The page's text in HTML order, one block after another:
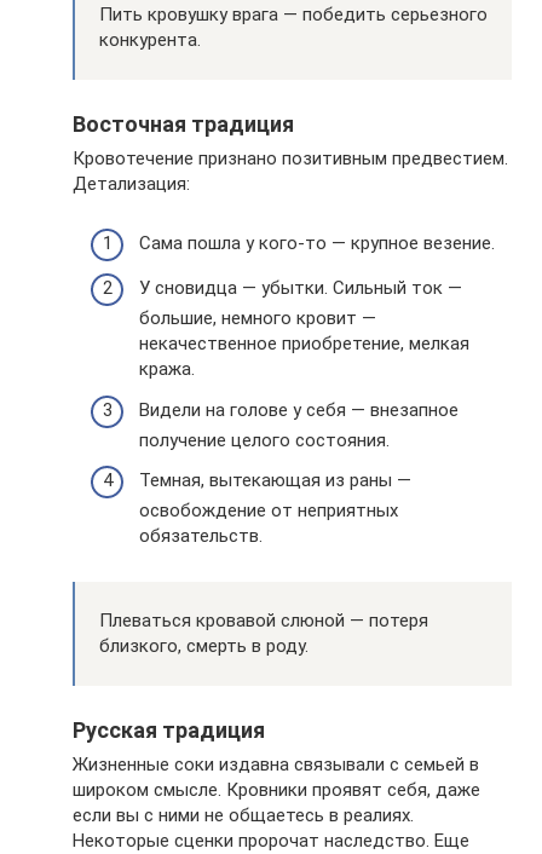
Пить кровушку врага — победить серьезного
конкурента.
Восточная традиция
Кровотечение признано позитивным предвестием.
Детализация:
Сама пошла у кого-то — крупное везение.
У сновидца — убытки. Сильный ток —
большие, немного кровит —
некачественное приобретение, мелкая
кража.
Видели на голове у себя — внезапное
получение целого состояния.
Темная, вытекающая из раны —
освобождение от неприятных
обязательств.
Плеваться кровавой слюной — потеря
близкого, смерть в роду.
Русская традиция
Жизненные соки издавна связывали с семьей в
широком смысле. Кровники проявят себя, даже
если вы с ними не общаетесь в реалиях.
Некоторые сценки пророчат наследство. Еще